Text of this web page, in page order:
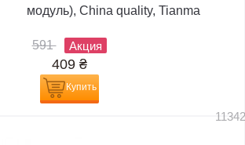
модуль), China quality, Tianma
591 Акция
409 ₴
Купить